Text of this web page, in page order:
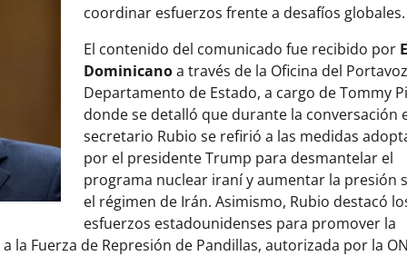
coordinar esfuerzos frente a desafíos globales.
El contenido del comunicado fue recibido por
Dominicanoa través de la Oficina del
Departamento de Estado, a cargo de Tommy
donde se detalló que durante la conversación
secretario Rubio se refirió a las medidas
por el presidente Trump para desmantelar el
programa nuclear iraní y aumentar la presión
el régimen de Irán. Asimismo, Rubio destacó
esfuerzos estadounidenses para promover la
Fuerza de Represión de Pandillas, autorizada por la